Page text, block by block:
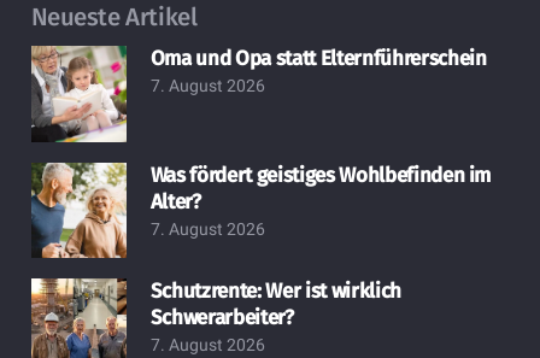
Neueste Artikel
Oma und Opa statt Elternführerschein
7. August 2026
Was fördert geistiges Wohlbefinden im
Alter?
7. August 2026
Schutzrente: Wer ist wirklich
Schwerarbeiter?
7. August 2026